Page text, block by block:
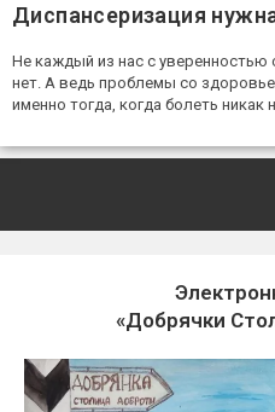
Диспансеризация
Не каждый из нас с уверенностью
нет. А ведь проблемы со
именно тогда, когда болеть никак
«Добрячки